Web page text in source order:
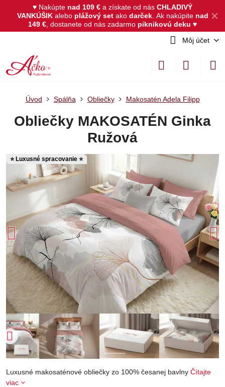
✕
♥ Nakúpte nad 109 € a získate od nás CHLADIVÝ
VANKÚŠIKalebo plážový set akodarček. Ak nakúpite nad
149 € , dostanete od nás zadarmo piknikovú deku ♥
Môj účet
⭐ Luxusné spracovanie ⭐
Úvod Spálňa Obliečky Makosatén Adela Filipp
Obliečky MAKOSATÉN Ginka
Ružová
Luxusné makosaténové obliečky zo 100% česanej bavlny Čítajte
viac